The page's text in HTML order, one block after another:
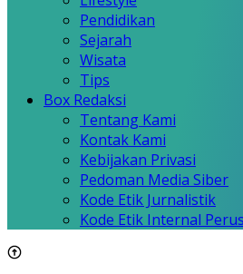
Pendidikan
Sejarah
Wisata
Tips
Box Redaksi
Tentang Kami
Kontak Kami
Kebijakan Privasi
Pedoman Media Siber
Kode Etik Jurnalistik
Kode Etik Internal